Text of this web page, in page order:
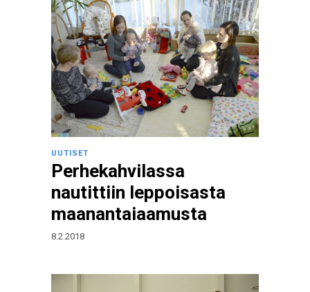
UUTISET
Perhekahvilassa
nautittiin leppoisasta
maanantaiaamusta
8.2.2018